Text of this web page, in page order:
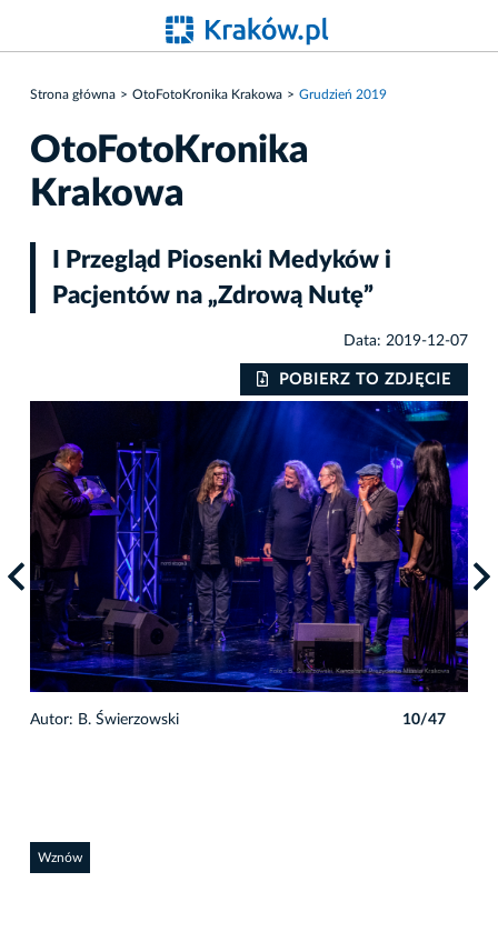
Strona główna OtoFotoKronika Krakowa Grudzień 2019
OtoFotoKronika
Krakowa
I Przegląd Piosenki Medyków i
Pacjentów na „Zdrową Nutę”
Data: 2019-12-07
POBIERZ TO ZDJĘCIE
Autor: B. Świerzowski 10/47
Wznów